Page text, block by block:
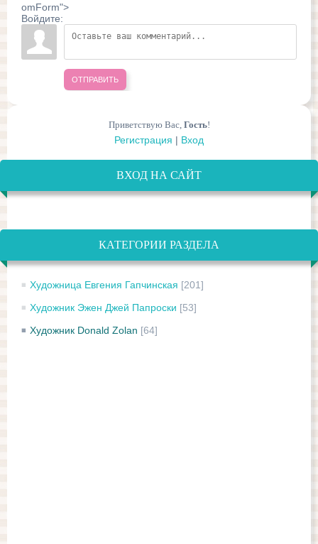
omForm">
Войдите:
ОТПРАВИТЬ
Приветствую Вас, Гость!
Регистрация | Вход
ВХОД НА САЙТ
КАТЕГОРИИ РАЗДЕЛА
Художница Евгения Гапчинская [201]
Художник Эжен Джей Папроски [53]
Художник Donald Zolan [64]